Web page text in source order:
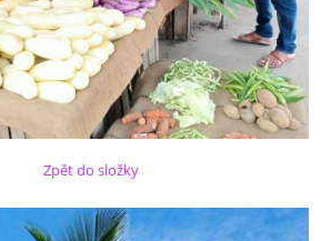
Zpět do složky